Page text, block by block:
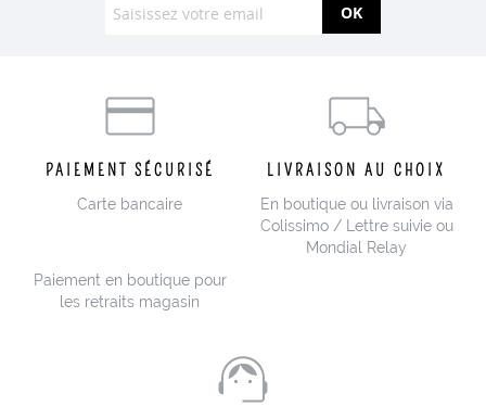
OK
PAIEMENT SÉCURISÉ
Carte bancaire
Paiement en boutique pour
les retraits magasin
LIVRAISON AU CHOIX
En boutique ou livraison via
Colissimo / Lettre suivie ou
Mondial Relay